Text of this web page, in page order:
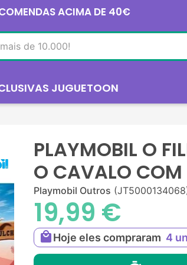
ACIMA DE 40€
JUGUETOON
PLAYMOBIL O
O CAVALO COM
Playmobil Outros
19,99 €
local_mallHoje eles compraram 4